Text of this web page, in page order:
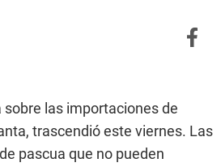
sobre las importaciones de
trascendió este viernes. Las
pascua que no pueden